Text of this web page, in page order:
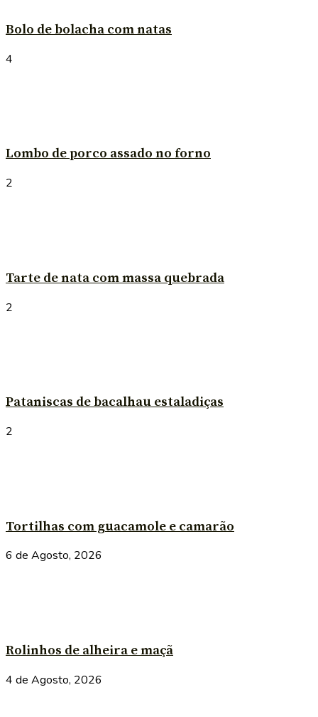
Bolo de bolacha com natas
4
Lombo de porco assado no forno
2
Tarte de nata com massa quebrada
2
Pataniscas de bacalhau estaladiças
2
Tortilhas com guacamole e camarão
6 de Agosto, 2026
Rolinhos de alheira e maçã
4 de Agosto, 2026